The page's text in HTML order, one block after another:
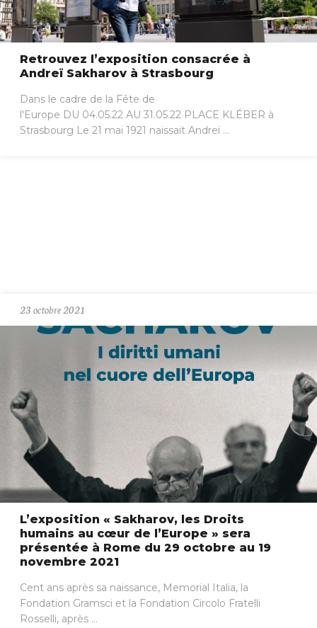
Retrouvez l’exposition consacrée à
Andreï Sakharov à Strasbourg
Dans le cadre de la Fête de
l'Europe DU 04.05.22 AU 31.05.22 PLACE KLÉBER à
Strasbourg Le 21 mai 1921 naissait Andreï ...
23 octobre 2021
L’exposition « Sakharov, les Droits
humains au cœur de l’Europe » sera
présentée à Rome du 29 octobre au 19
novembre 2021
Cent ans après sa naissance, Memorial Italia, la
Fondation Gramsci et la Fondation Circolo Fratelli
Rosselli, après ...